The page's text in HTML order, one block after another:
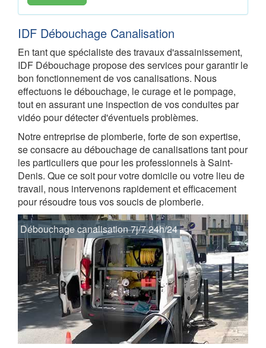
IDF Débouchage Canalisation
En tant que spécialiste des travaux d'assainissement,
IDF Débouchage propose des services pour garantir le
bon fonctionnement de vos canalisations. Nous
effectuons le débouchage, le curage et le pompage,
tout en assurant une inspection de vos conduites par
vidéo pour détecter d'éventuels problèmes.
Notre entreprise de plomberie, forte de son expertise,
se consacre au débouchage de canalisations tant pour
les particuliers que pour les professionnels à Saint-
Denis. Que ce soit pour votre domicile ou votre lieu de
travail, nous intervenons rapidement et efficacement
pour résoudre tous vos soucis de plomberie.
Débouchage canalisation 7j/7 24h/24